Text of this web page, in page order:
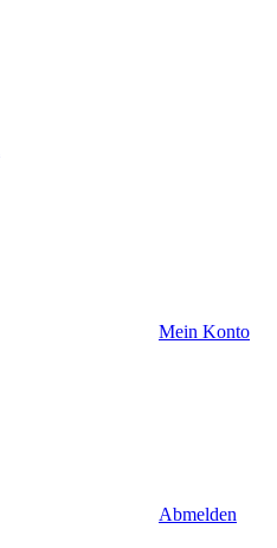
Mein Konto
Abmelden